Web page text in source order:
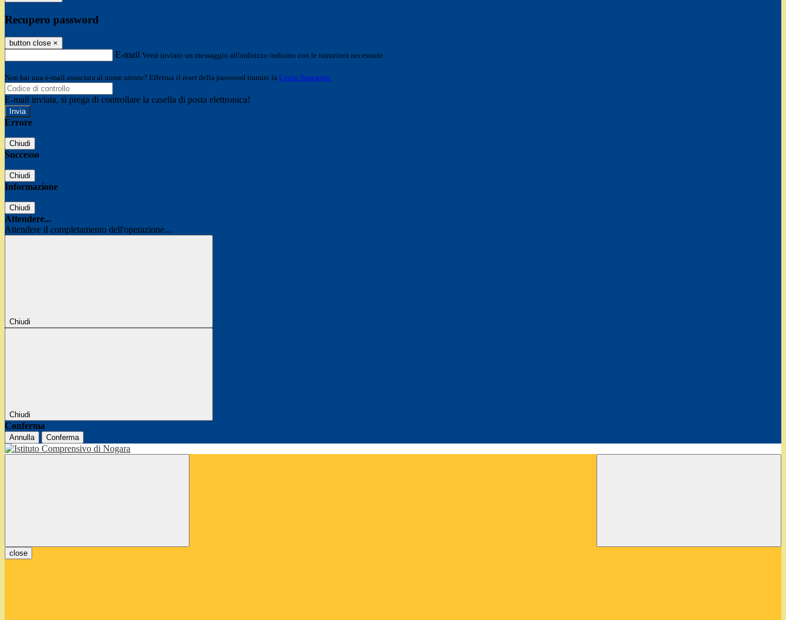
Recupero password
button close ×
E-mail Verrà inviato un messaggio all'indirizzo indicato con le istruzioni necessarie.
Non hai una e-mail associata al nome utente? Effettua il reset della password tramite la Login Spaggiari
E-mail inviata, si prega di controllare la casella di posta elettronica!
Errore
Chiudi
Successo
Chiudi
Informazione
Chiudi
Attendere...
Attendere il completamento dell'operazione...
Chiudi
Chiudi
Conferma
Annulla Conferma
close